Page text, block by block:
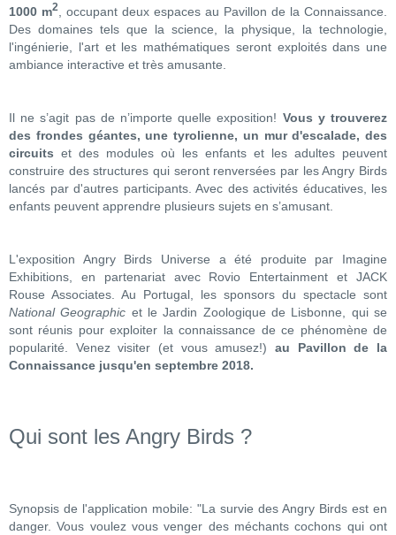
1000 m2
, occupant deux espaces au Pavillon de la Connaissance.
Des domaines tels que la science, la physique, la technologie,
l'ingénierie, l'art et les mathématiques seront exploités dans une
ambiance interactive et très amusante.
Il ne s’agit pas de n’importe quelle exposition! Vous y trouverez
des frondes géantes, une tyrolienne, un mur d'escalade, des
circuits et des modules où les enfants et les adultes peuvent
construire des structures qui seront renversées par les Angry Birds
lancés par d'autres participants. Avec des activités éducatives, les
enfants peuvent apprendre plusieurs sujets en s’amusant.
L'exposition Angry Birds Universe a été produite par Imagine
Exhibitions, en partenariat avec Rovio Entertainment et JACK
Rouse Associates. Au Portugal, les sponsors du spectacle sont
National Geographic et le Jardin Zoologique de Lisbonne, qui se
sont réunis pour exploiter la connaissance de ce phénomène de
popularité. Venez visiter (et vous amusez!) au Pavillon de la
Connaissance jusqu'en septembre 2018.
Qui sont les Angry Birds ?
Synopsis de l'application mobile: "La survie des Angry Birds est en
danger. Vous voulez vous venger des méchants cochons qui ont